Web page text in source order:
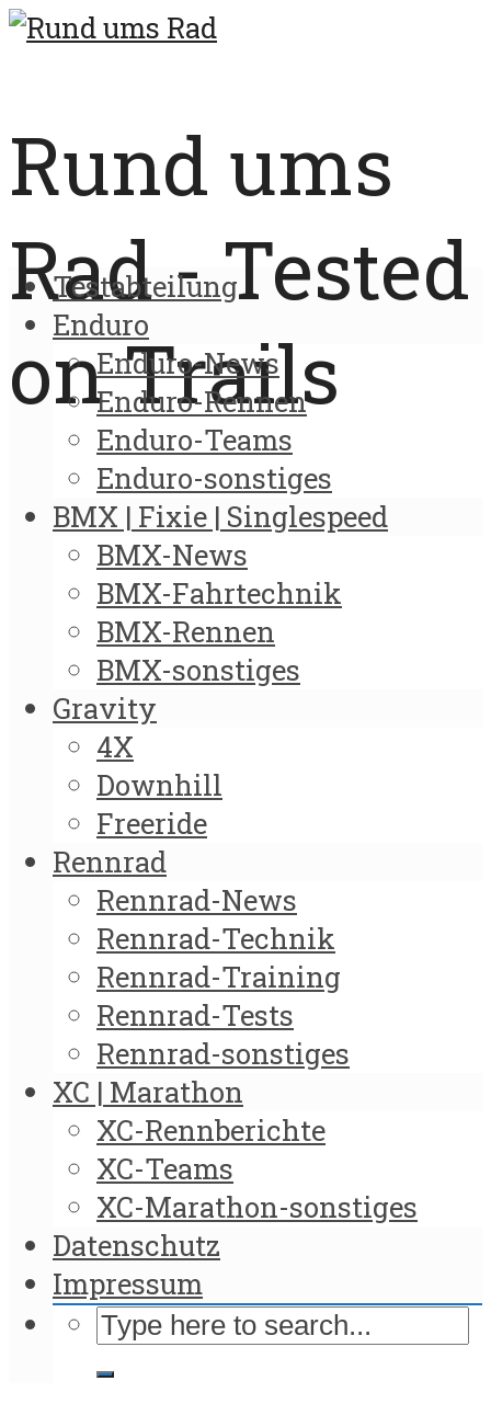
Rund ums
Rad - Tested
on Trails
Testabteilung
Enduro
Enduro-News
Enduro-Rennen
Enduro-Teams
Enduro-sonstiges
BMX | Fixie | Singlespeed
BMX-News
BMX-Fahrtechnik
BMX-Rennen
BMX-sonstiges
Gravity
4X
Downhill
Freeride
Rennrad
Rennrad-News
Rennrad-Technik
Rennrad-Training
Rennrad-Tests
Rennrad-sonstiges
XC | Marathon
XC-Rennberichte
XC-Teams
XC-Marathon-sonstiges
Datenschutz
Impressum